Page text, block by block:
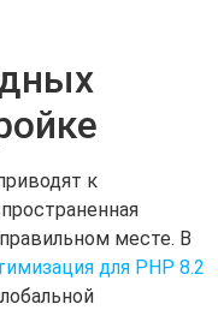
к
месте. В
для PHP 8.2